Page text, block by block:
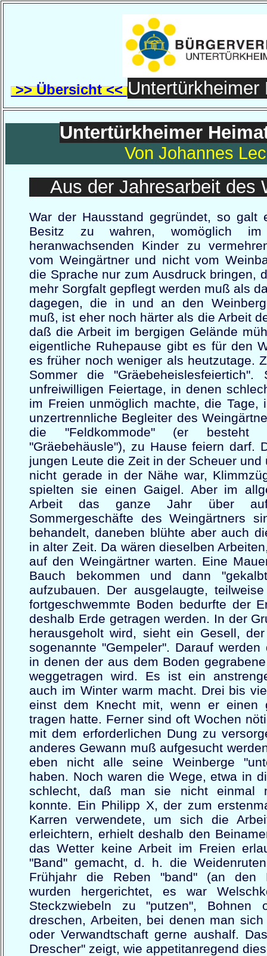
>> Übersicht <<Untertürkheimer
Untertürkheimer
Von Johannes
Aus der Jahresarbeit des
War der Hausstand gegründet, so galt
Besitz zu wahren, womöglich
heranwachsenden Kinder zu
vom Weingärtner und nicht vom
die Sprache nur zum Ausdruck bringen,
mehr Sorgfalt gepflegt werden muß als
dagegen, die in und an den
muß, ist eher noch härter als die Arbeit
daß die Arbeit im bergigen Gelände
eigentliche Ruhepause gibt es für den
es früher noch weniger als heutzutage.
Sommer die
unfreiwilligen Feiertage, in denen
im Freien unmöglich machte, die Tage,
unzertrennliche Begleiter des
die "Feldkommode" (er
"Gräebehäusle"), zu Hause feiern darf.
jungen Leute die Zeit in der Scheuer und
nicht gerade in der Nähe war,
spielten sie einen Gaigel. Aber im
Arbeit das ganze Jahr über
Sommergeschäfte des Weingärtners
behandelt, daneben blühte aber auch
in alter Zeit. Da wären dieselben
auf den Weingärtner warten. Eine
Bauch bekommen und dann
aufzubauen. Der ausgelaugte,
fortgeschwemmte Boden bedurfte der
deshalb Erde getragen werden. In der
herausgeholt wird, sieht ein Gesell,
sogenannte "Gempeler". Darauf
in denen der aus dem Boden
weggetragen wird. Es ist ein
auch im Winter warm macht. Drei bis
einst dem Knecht mit, wenn er einen
tragen hatte. Ferner sind oft Wochen
mit dem erforderlichen Dung zu
anderes Gewann muß aufgesucht
eben nicht alle seine Weinberge
haben. Noch waren die Wege, etwa in
schlecht, daß man sie nicht einmal
konnte. Ein Philipp X, der zum
Karren verwendete, um sich die
erleichtern, erhielt deshalb den
das Wetter keine Arbeit im Freien
"Band" gemacht, d. h. die
Frühjahr die Reben "band" (an den
wurden hergerichtet, es war
Steckzwiebeln zu "putzen",
dreschen, Arbeiten, bei denen man
oder Verwandtschaft gerne aushalf.
Drescher" zeigt, wie appetitanregend